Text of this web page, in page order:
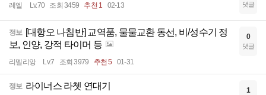
레엘 Lv.70 조회 3459 추천 1 02-13 댓글
정보 [대항오 나침반] 교역품, 물물교환 동선, 비/성수기 정
보, 인양, 강적 타이머 등
리멜리앙 Lv.7 조회 3979 추천 5 01-31
0
댓글
정보 라이너스 라쳇 연대기 1